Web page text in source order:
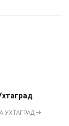
УХТАГРАД